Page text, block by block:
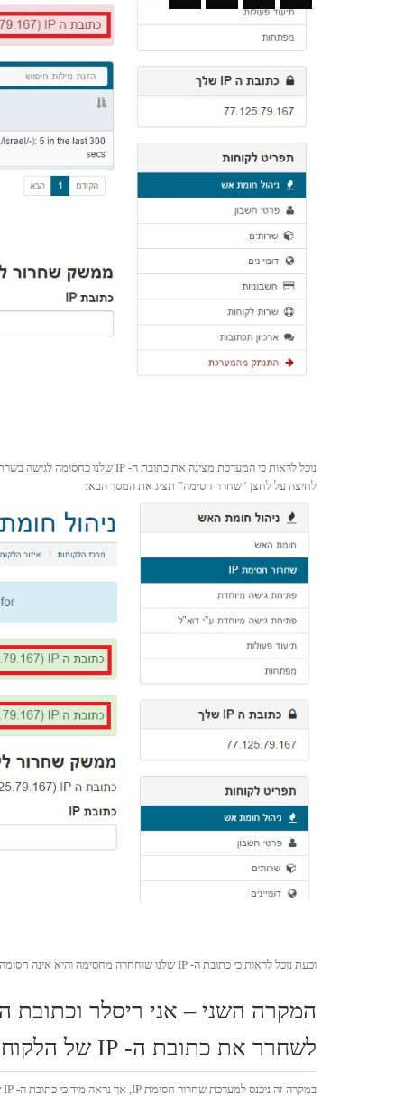
נוכל לראות כי המערכת מציגה את כתובת ה- IP שלנו כחסומה לגישה בשרת וכן, את סיבת החסימה (במקרה הזה – שם משתמש או סיסמא שגויים).
לחיצה על לחצן “שחרר חסימה” תציג את המסך הבא:
וכעת נוכל לראות כי כתובת ה- IP שלנו שוחחרה מחסימה והיא אינה חסומה בשרת.
לשחרר את כתובת ה- IP של הלקוח שלי מחסימה